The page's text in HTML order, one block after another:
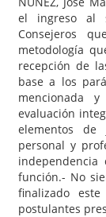
el ingreso al
Consejeros
metodología
recepción de
base a los
mencionada
evaluación
elementos
personal y
función.- No
finalizado
postulantes